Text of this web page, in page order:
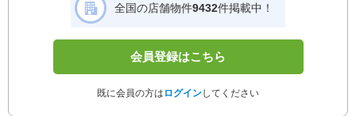
全国の店舗物件9432件掲載中！
会員登録はこちら
既に会員の方は ログインしてください